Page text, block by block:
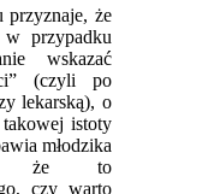
przyznaje, że
przypadku
wskazać
(czyli po
lekarską), o
istoty
młodzika
że to
czy warto